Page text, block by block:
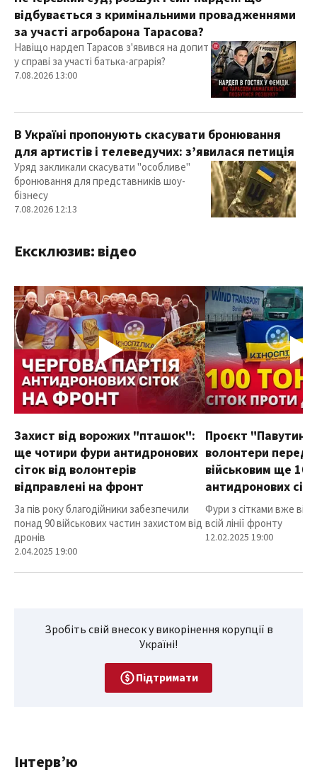
відбувається з кримінальними провадженнями
за участі агробарона Тарасова?
Навіщо нардеп Тарасов з'явився на допит
у справі за участі батька-аграрія?
7.08.2026 13:00
В Україні пропонують скасувати бронювання
для артистів і телеведучих: з’явилася петиція
Уряд закликали скасувати "особливе"
бронювання для представників шоу-
бізнесу
7.08.2026 12:13
Ексклюзив: відео
Захист від ворожих "пташок":
ще чотири фури антидронових
сіток від волонтерів
відправлені на фронт
За пів року благодійники забезпечили
понад 90 військових частин захистом від
дронів
2.04.2025 19:00
Проєкт
волонтери
військовим ще
антидронових
Фури з сітками вже
всій лінії фронту
12.02.2025 19:00
Зробіть свій внесок у викорінення корупції в
Україні!
Підтримати
Інтерв’ю